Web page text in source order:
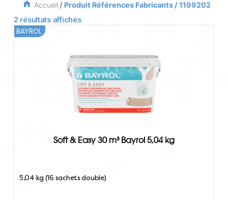
Accueil/ Produit Références Fabricants / 1199202
2 résultats affichés
Soft & Easy 30 m³ Bayrol 5,04 kg
BAYROL
5,04 kg (16 sachets double)